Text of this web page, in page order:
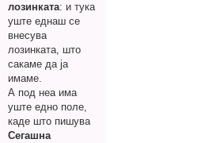
лозинката: и тука
уште еднаш се
внесува
лозинката, што
сакаме да ја
имаме.
А под неа има
уште едно поле,
каде што пишува
Сегашна